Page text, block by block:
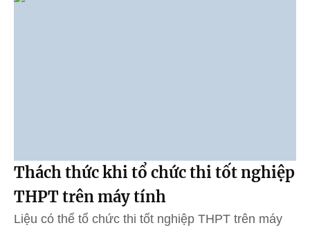
Thách thức khi tổ chức thi tốt nghiệp
THPT trên máy tính
Liệu có thể tổ chức thi tốt nghiệp THPT trên máy